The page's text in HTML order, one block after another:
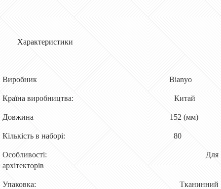
Характеристики
Виробник Bianyo
Країна виробництва: Китай
Довжина 152 (мм)
Кількість в наборі: 80
Особливості: Для
архітекторів
Упаковка: Тканинний